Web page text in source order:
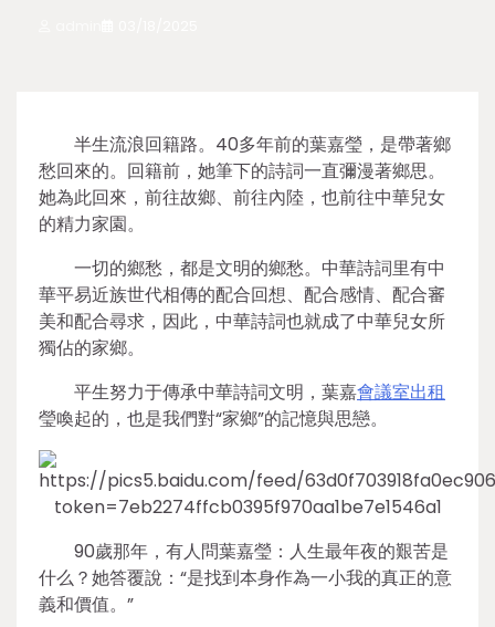
半生流浪回籍路。40多年前的葉嘉瑩，是帶著鄉
愁回來的。回籍前，她筆下的詩詞一直彌漫著鄉思。
她為此回來，前往故鄉、前往內陸，也前往中華兒女
的精力家園。
一切的鄉愁，都是文明的鄉愁。中華詩詞里有中
華平易近族世代相傳的配合回想、配合感情、配合審
美和配合尋求，因此，中華詩詞也就成了中華兒女所
獨佔的家鄉。
平生努力于傳承中華詩詞文明，葉嘉會議室出租
瑩喚起的，也是我們對“家鄉”的記憶與思戀。
90歲那年，有人問葉嘉瑩：人生最年夜的艱苦是
什么？她答覆說：“是找到本身作為一小我的真正的意
義和價值。”